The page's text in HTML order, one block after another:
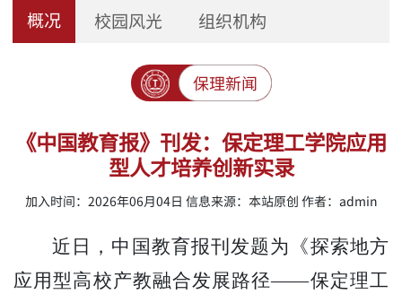
概况
校园风光 组织机构
保理新闻
《中国教育报》刊发：保定理工学院应用
型人才培养创新实录
加入时间：2026年06月04日 信息来源：本站原创 作者：admin
近日，中国教育报刊发题为《探索地方
应用型高校产教融合发展路径——保定理工